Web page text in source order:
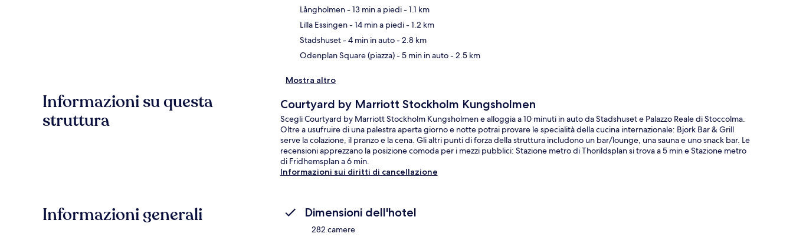
Långholmen- 13 min a piedi- 1.1 km
Lilla Essingen- 14 min a piedi- 1.2 km
Stadshuset- 4 min in auto- 2.8 km
Odenplan Square (piazza)- 5 min in auto- 2.5 km
Mostra altro
Informazioni su questa
struttura
Courtyard by Marriott Stockholm Kungsholmen
Scegli Courtyard by Marriott Stockholm Kungsholmen e alloggia a 10 minuti in auto da Stadshuset e Palazzo Reale di Stoccolma.
Oltre a usufruire di una palestra aperta giorno e notte potrai provare le specialità della cucina internazionale: Bjork Bar & Grill
serve la colazione, il pranzo e la cena. Gli altri punti di forza della struttura includono un bar/lounge, una sauna e uno snack bar. Le
recensioni apprezzano la posizione comoda per i mezzi pubblici: Stazione metro di Thorildsplan si trova a 5 min e Stazione metro
di Fridhemsplan a 6 min.
Informazioni sui diritti di cancellazione
Informazioni generali Dimensioni dell'hotel
282 camere